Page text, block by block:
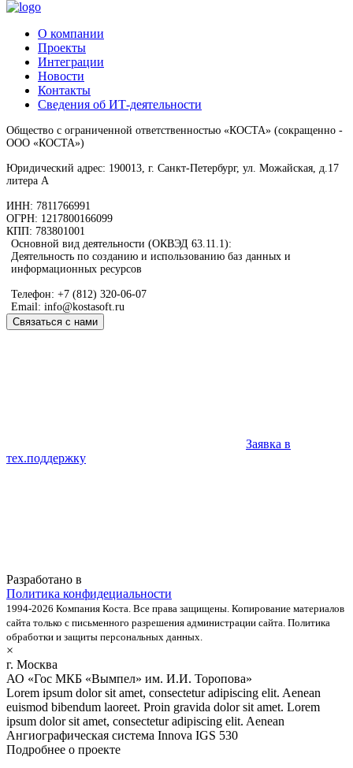
О компании
Проекты
Интеграции
Новости
Контакты
Сведения об ИТ-деятельности
Общество с ограниченной ответственностью «КОСТА» (сокращенно -
ООО «КОСТА»)
Юридический адрес: 190013, г. Санкт-Петербург, ул. Можайская, д.17
литера А
ИНН: 7811766991
ОГРН: 1217800166099
КПП: 783801001
Основной вид деятельности (ОКВЭД 63.11.1):
Деятельность по созданию и использованию баз данных и
информационных ресурсов
Телефон: +7 (812) 320-06-07
Email: info@kostasoft.ru
Связаться с нами
Заявка в
тех.поддержку
Разработано в
Политика конфидециальности
1994-2026 Компания Коста. Все права защищены. Копирование материалов
сайта только с письменного разрешения администрации сайта. Политика
обработки и защиты персональных данных.
×
г. Москва
АО «Гос МКБ «Вымпел» им. И.И. Торопова»
Lorem ipsum dolor sit amet, consectetur adipiscing elit. Aenean
euismod bibendum laoreet. Proin gravida dolor sit amet. Lorem
ipsum dolor sit amet, consectetur adipiscing elit. Aenean
Ангиографическая система Innova IGS 530
Подробнее о проекте